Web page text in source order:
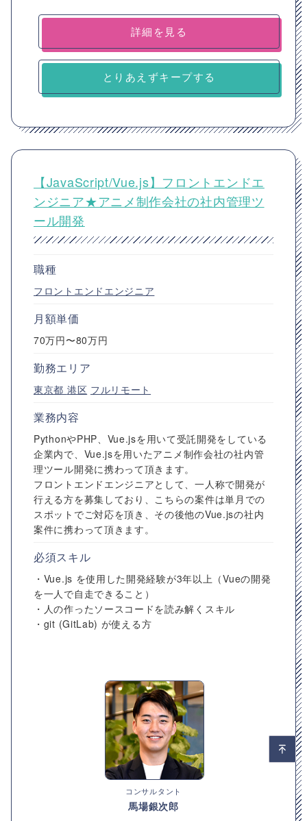
詳細を見る
とりあえずキープする
【JavaScript/Vue.js】フロントエンドエ
ンジニア★アニメ制作会社の社内管理ツ
ール開発
職種
フロントエンドエンジニア
月額単価
70万円〜80万円
勤務エリア
東京都 港区 フルリモート
業務内容
PythonやPHP、Vue.jsを用いて受託開発をしている
企業内で、Vue.jsを用いたアニメ制作会社の社内管
理ツール開発に携わって頂きます。
フロントエンドエンジニアとして、一人称で開発が
行える方を募集しており、こちらの案件は単月での
スポットでご対応を頂き、その後他のVue.jsの社内
案件に携わって頂きます。
必須スキル
・Vue.js を使用した開発経験が3年以上（Vueの開発
を一人で自走できること）
・人の作ったソースコードを読み解くスキル
・git (GitLab) が使える方
コンサルタント
馬場銀次郎